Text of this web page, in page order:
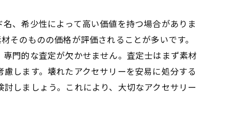
、希少性によって高い価値を持つ場合がありま
そのものの価格が評価されることが多いです。
門的な査定が欠かせません。査定士はまず素材
します。壊れたアクセサリーを安易に処分する
しましょう。これにより、大切なアクセサリー